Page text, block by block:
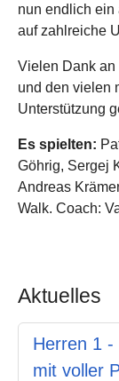
nun endlich ein
auf zahlreiche
Vielen Dank an
und den vielen
Unterstützung
Es spielten:
Göhrig, Sergej
Andreas
Walk. Coach:
Aktuelles
Herren 1 -
mit voller